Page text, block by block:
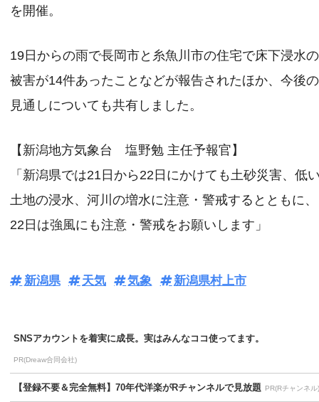
を開催。
19日からの雨で長岡市と糸魚川市の住宅で床下浸水の
被害が14件あったことなどが報告されたほか、今後の
見通しについても共有しました。
【新潟地方気象台 塩野勉 主任予報官】
「新潟県では21日から22日にかけても土砂災害、低
土地の浸水、河川の増水に注意・警戒するとともに、
22日は強風にも注意・警戒をお願いします」
新潟県 天気 気象 新潟県村上市
SNSアカウントを着実に成長。実はみんなココ使ってます。
PR(Dreaw合同会社)
【登録不要＆完全無料】70年代洋楽がRチャンネルで見放題 PR(Rチャンネル